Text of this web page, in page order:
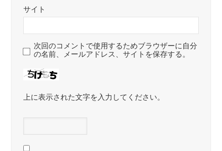
サイト
次回のコメントで使用するためブラウザーに自分
の名前、メールアドレス、サイトを保存する。
上に表示された文字を入力してください。